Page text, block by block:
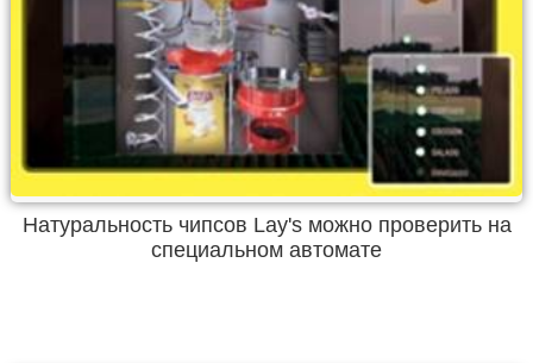
Натуральность чипсов Lay's можно проверить на
специальном автомате